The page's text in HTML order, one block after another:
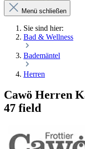
Menü schließen
Sie sind hier:
Bad & Wellness
Bademäntel
Herren
Cawö Herren
47 field